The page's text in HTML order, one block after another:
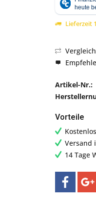
Abbildung ähnlich
Lieferzeit
Artikel-Nr.:
Vorteile
Versand
14 Tage